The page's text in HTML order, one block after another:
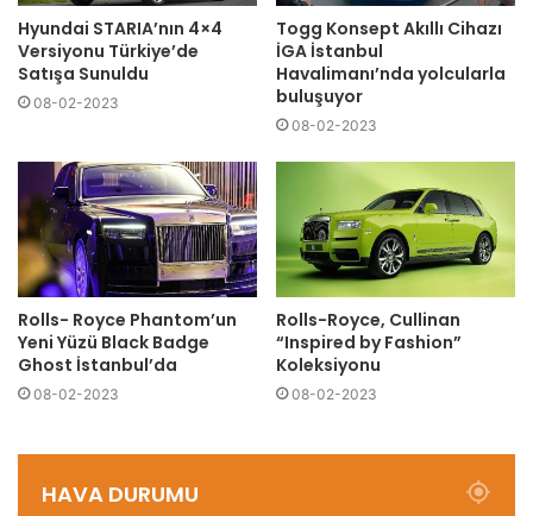
Hyundai STARIA’nın 4×4
Versiyonu Türkiye’de
Satışa Sunuldu
08-02-2023
Togg Konsept Akıllı Cihazı
İGA İstanbul
Havalimanı’nda yolcularla
buluşuyor
08-02-2023
Rolls- Royce Phantom’un
Yeni Yüzü Black Badge
Ghost İstanbul’da
08-02-2023
Rolls-Royce, Cullinan
“Inspired by Fashion”
Koleksiyonu
08-02-2023
HAVA DURUMU